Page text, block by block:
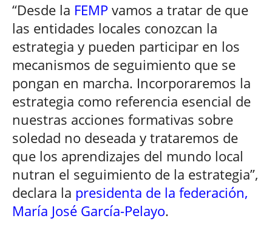
“Desde la FEMP vamos a tratar de que
las entidades locales conozcan la
estrategia y pueden participar en los
mecanismos de seguimiento que se
pongan en marcha. Incorporaremos la
estrategia como referencia esencial de
nuestras acciones formativas sobre
soledad no deseada y trataremos de
que los aprendizajes del mundo local
nutran el seguimiento de la estrategia”,
declara la presidenta de la federación,
María José García-Pelayo.